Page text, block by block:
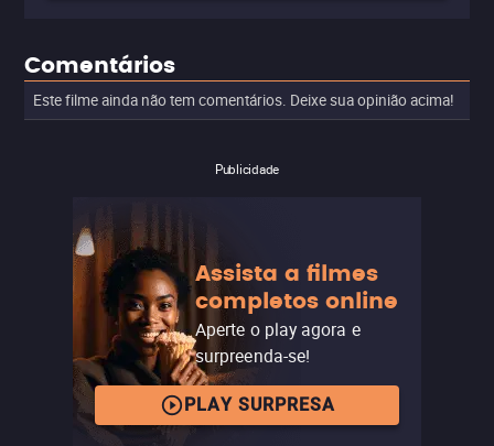
Comentários
Este filme ainda não tem comentários. Deixe sua opinião acima!
Publicidade
Assista a filmes
completos online
Aperte o play agora e
surpreenda-se!
PLAY SURPRESA